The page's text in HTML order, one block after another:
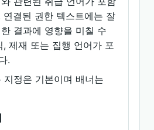
연결된 권한 텍스트에는 잘
결과에 영향을 미칠 수
, 제재 또는 집행 언어가 포
.
지정은 기본이며 배너는